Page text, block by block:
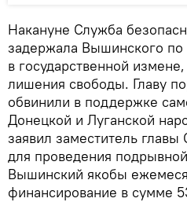
Накануне Служба
задержала Вышинского
в государственной
лишения свободы. Главу
обвинили в поддержке
Донецкой и Луганской
заявил заместитель
для проведения
Вышинский якобы
финансирование в сумме